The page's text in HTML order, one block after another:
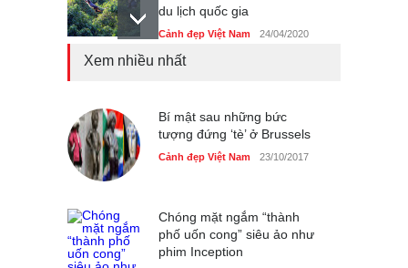
du lịch quốc gia
Cảnh đẹp Việt Nam 24/04/2020
Cảnh đẹp Việt Nam 25/04/2020
Nhiều hoạt động tôn vinh
Xem nhiều nhất
Bí mật sau những bức
tượng đứng ‘tè’ ở Brussels
Cảnh đẹp Việt Nam 23/10/2017
Chóng mặt ngắm “thành
phố uốn cong” siêu ảo như
phim Inception